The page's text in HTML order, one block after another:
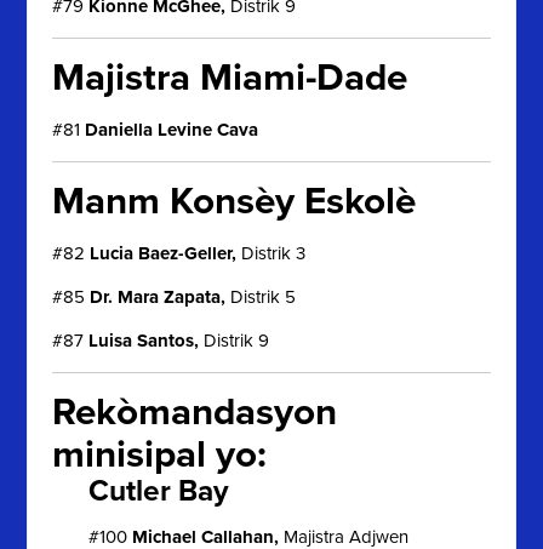
#79 Kionne McGhee, Distrik 9
Majistra Miami-Dade
#81 Daniella Levine Cava
Manm Konsèy Eskolè
#82 Lucia Baez-Geller, Distrik 3
#85 Dr. Mara Zapata, Distrik 5
#87 Luisa Santos, Distrik 9
Rekòmandasyon
minisipal yo:
Cutler Bay
#100 Michael Callahan, Majistra Adjwen